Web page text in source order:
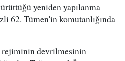
yeniden yapılanma
62. Tümen'in komutanlığında
rejiminin devrilmesinin